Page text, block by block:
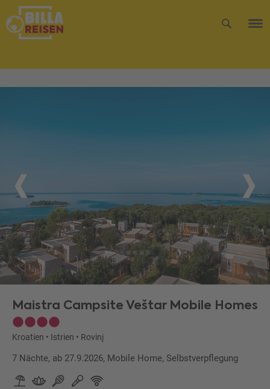
Maistra Campsite Veštar Mobile Homes
Kroatien • Istrien • Rovinj
7 Nächte, ab 27.9.2026, Mobile Home, Selbstverpflegung